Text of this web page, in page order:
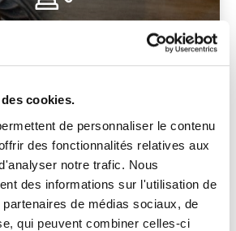
cookies.
de personnaliser le contenu
des fonctionnalités relatives aux
notre trafic. Nous
des informations sur l'utilisation de
de médias sociaux, de
qui peuvent combiner celles-ci
de Mulhouse